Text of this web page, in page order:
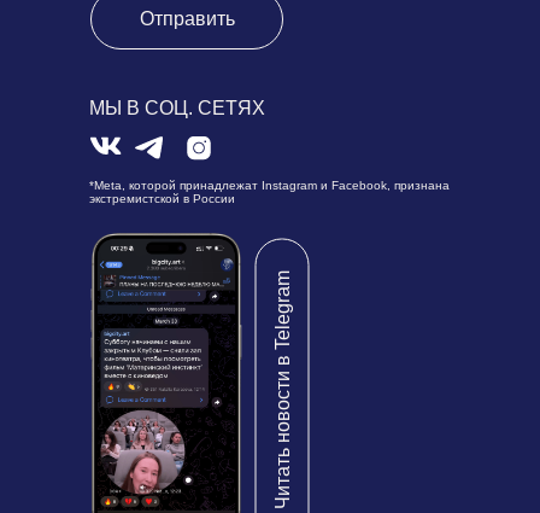
МЫ В СОЦ. СЕТЯХ
Отправить
*Meta, которой принадлежат Instagram и Facebook, признана
экстремистской в России
Читать новости в Telegram